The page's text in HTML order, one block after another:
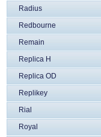
Radius
Redbourne
Remain
Replica H
Replica OD
Replikey
Rial
Royal